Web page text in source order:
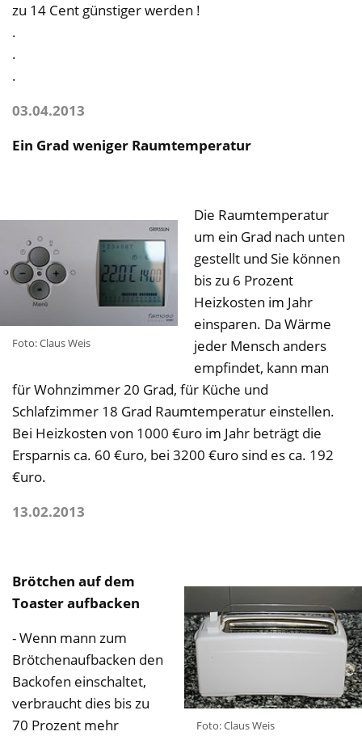
zu 14 Cent günstiger werden !
.
.
.
03.04.2013
Ein Grad weniger Raumtemperatur
Foto: Claus Weis
Die Raumtemperatur
um ein Grad nach unten
gestellt und Sie können
bis zu 6 Prozent
Heizkosten im Jahr
einsparen. Da Wärme
jeder Mensch anders
empfindet, kann man
für Wohnzimmer 20 Grad, für Küche und
Schlafzimmer 18 Grad Raumtemperatur einstellen.
Bei Heizkosten von 1000 €uro im Jahr beträgt die
Ersparnis ca. 60 €uro, bei 3200 €uro sind es ca. 192
€uro.
13.02.2013
Foto: Claus Weis
Brötchen auf dem
Toaster aufbacken
- Wenn mann zum
Brötchenaufbacken den
Backofen einschaltet,
verbraucht dies bis zu
70 Prozent mehr